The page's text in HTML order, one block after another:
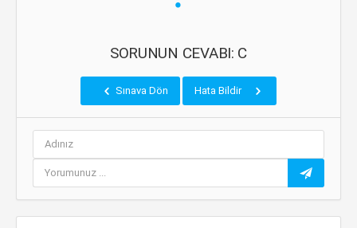
SORUNUN CEVABI: C
Sınava Dön Hata Bildir